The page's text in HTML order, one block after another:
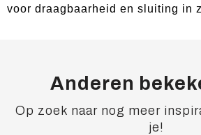
voor draagbaarheid en sluiting in
Anderen
Op zoek naar nog meer
je!